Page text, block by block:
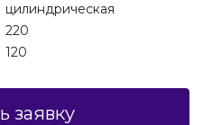
цилиндрическая
220
120
заявку